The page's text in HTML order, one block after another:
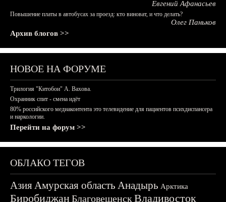
Евгений Афанасьев
Повышение платы в автобусах за проезд: кто виноват, и что делать?
Олег Паньков
Архив блогов >>
НОВОЕ НА ФОРУМЕ
Трилогия "Китобои" А. Вахова.
Охранник спит - смена идёт
80% российского медиаконтента это телевидение для пациентов психдиспансера
и наркологии.
Перейти на форум >>
ОБЛАКО ТЕГОВ
АзияАмурская область Анадырь Арктика
БиробиджанБлаговещенскВладивосток